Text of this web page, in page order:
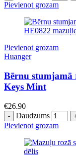
Pievienot grozam
Pievienot grozam
Huanger
Bērnu
Keys Mint
€26.90
Daudzums
Pievienot grozam